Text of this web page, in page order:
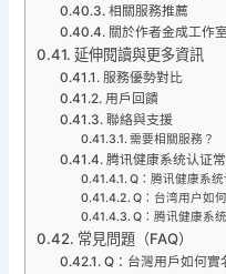
相關服務推薦
關於作者金成工作室
延伸閱讀與更多資訊
服務優勢對比
用戶回饋
聯絡與支援
需要相關服務？
腾讯健康系统认证
Q：腾讯健康系
Q：台湾用户如
Q：腾讯健康系
常見問題（FAQ）
Q：台灣用戶如何實